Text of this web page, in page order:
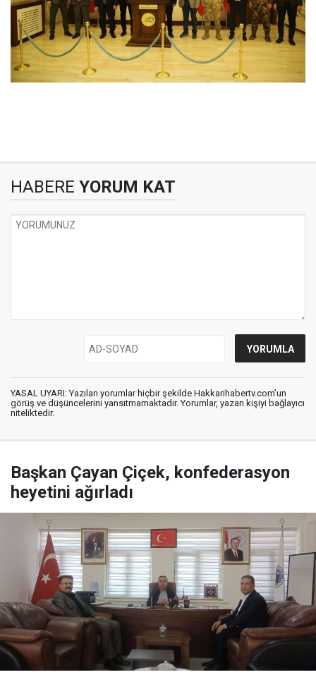
HABERE YORUM KAT
YASAL UYARI: Yazılan yorumlar hiçbir şekilde Hakkarihabertv.com’un
görüş ve düşüncelerini yansıtmamaktadır. Yorumlar, yazan kişiyi bağlayıcı
niteliktedir.
Başkan Çayan Çiçek, konfederasyon
heyetini ağırladı